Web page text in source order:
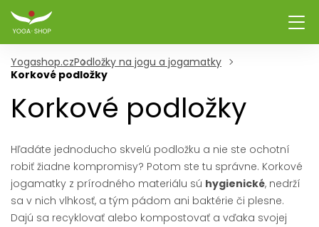
Yogashop.czPodložky na jogu a jogamatky
Korkové podložky
Korkové podložky
Hľadáte jednoducho skvelú podložku a nie ste ochotní
robiť žiadne kompromisy? Potom ste tu správne. Korkové
jogamatky z prírodného materiálu sú hygienické, nedrží
sa v nich vlhkosť, a tým pádom ani baktérie či plesne.
Dajú sa recyklovať alebo kompostovať a vďaka svojej